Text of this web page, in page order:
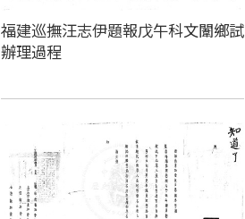
福建巡撫汪志伊題報戊午科文闈鄉試
辦理過程